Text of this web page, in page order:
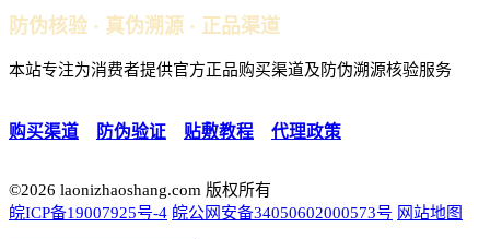
防伪核验 · 真伪溯源 · 正品渠道
本站专注为消费者提供官方正品购买渠道及防伪溯源核验服务
购买渠道 防伪验证 贴敷教程 代理政策
©2026 laonizhaoshang.com 版权所有
皖ICP备19007925号-4 皖公网安备34050602000573号 网站地图